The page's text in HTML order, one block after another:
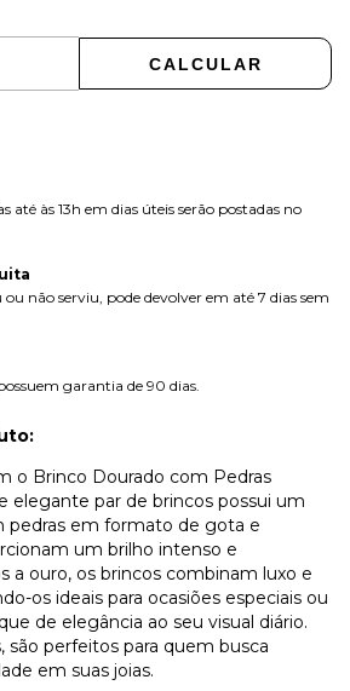
CALCULAR
até às 13h em dias úteis serão postadas no
ou não serviu, pode devolver em até 7 dias sem
garantia de 90 dias.
o Brinco Dourado com Pedras
elegante par de brincos possui um
pedras em formato de gota e
um brilho intenso e
a ouro, os brincos combinam luxo e
os ideais para ocasiões especiais ou
de elegância ao seu visual diário.
são perfeitos para quem busca
em suas joias.